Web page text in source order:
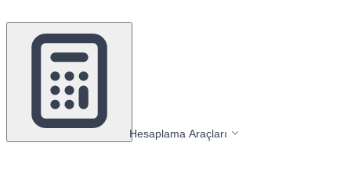
Hesaplama Araçları